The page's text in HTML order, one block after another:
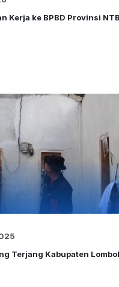
Kerja ke BPBD Provinsi NTB,
Terjang Kabupaten